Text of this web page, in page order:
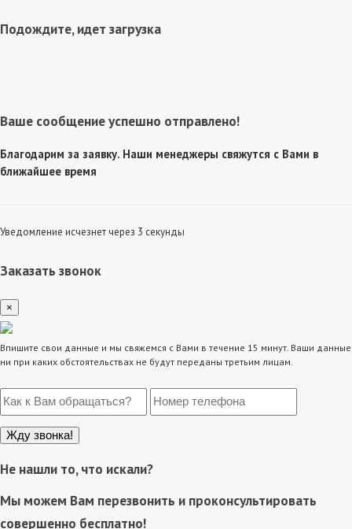
Подождите, идет загрузка
Ваше сообщение успешно отправлено!
Благодарим за заявку. Наши менеджеры свяжутся с Вами в
ближайшее время
Уведомление исчезнет через 3 секунды
Заказать звонок
×
Впишите свои данные и мы свяжемся с Вами в течение 15 минут. Ваши данные
ни при каких обстоятельствах не будут переданы третьим лицам.
Не нашли то, что искали?
Мы можем Вам перезвонить и проконсультировать
совершенно бесплатно!